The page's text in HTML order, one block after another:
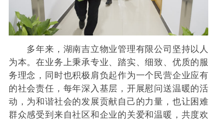
多年来，湖南吉立物业管理有限公司坚持以人
为本。在业务上秉承专业、踏实、细致、优质的服
务理念，同时也积极肩负起作为一个民营企业应有
的社会责任，每年深入基层，开展慰问送温暖的活
动，为和谐社会的发展贡献自己的力量，也让困难
群众感受到来自社区和企业的关爱和温暖，共度欢